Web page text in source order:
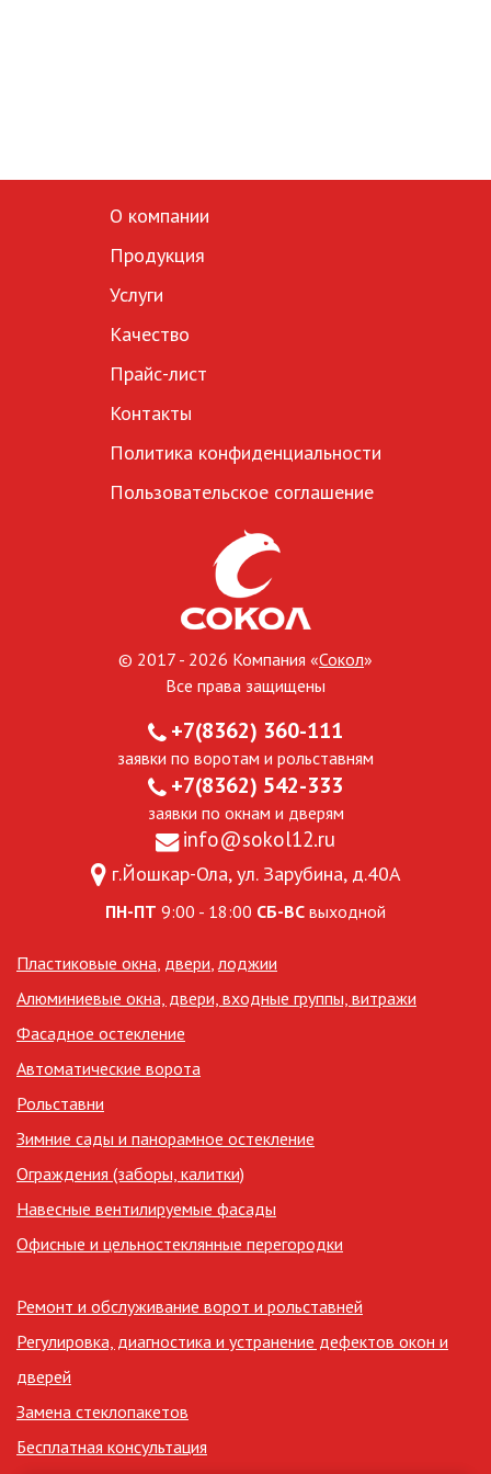
О компании
Продукция
Услуги
Качество
Прайс-лист
Контакты
Политика конфиденциальности
Пользовательское соглашение
© 2017 - 2026 Компания «Сокол»
Все права защищены
+7(8362) 360-111
заявки по воротам и рольставням
+7(8362) 542-333
заявки по окнам и дверям
info@sokol12.ru
г.Йошкар-Ола, ул. Зарубина, д.40А
ПН-ПТ 9:00 - 18:00 СБ-ВС выходной
Пластиковые окна, двери,лоджии
Алюминиевые окна, двери, входные группы, витражи
Фасадное остекление
Автоматические ворота
Рольставни
Зимние сады и панорамное остекление
Ограждения (заборы, калитки)
Навесные вентилируемые фасады
Офисные и цельностеклянные перегородки
Ремонт и обслуживание ворот и рольставней
Регулировка, диагностика и устранение дефектов окон и
дверей
Замена стеклопакетов
Бесплатная консультация